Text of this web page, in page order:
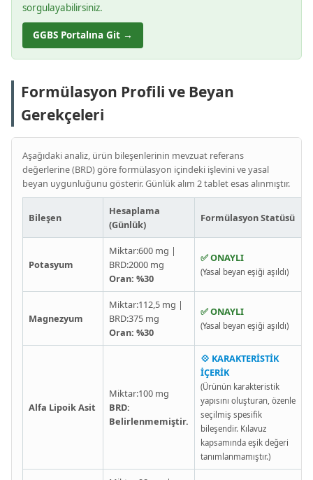
sorgulayabilirsiniz.
GGBS Portalına Git →
Formülasyon Profili ve Beyan
Gerekçeleri
Aşağıdaki analiz, ürün bileşenlerinin mevzuat referans
değerlerine (BRD) göre formülasyon içindeki işlevini ve yasal
beyan uygunluğunu gösterir. Günlük alım 2 tablet esas alınmıştır.
Bileşen
Hesaplama
(Günlük)
Formülasyon Statüsü
Potasyum
Miktar:600 mg |
BRD:2000 mg
Oran: %30
✅ ONAYLI
(Yasal beyan eşiği aşıldı)
Magnezyum
Miktar:112,5 mg |
BRD:375 mg
Oran: %30
✅ ONAYLI
(Yasal beyan eşiği aşıldı)
Alfa Lipoik Asit
Miktar:100 mg
BRD:
Belirlenmemiştir.
💠 KARAKTERİSTİK
İÇERİK
(Ürünün karakteristik
yapısını oluşturan, özenle
seçilmiş spesifik
bileşendir. Kılavuz
kapsamında eşik değeri
tanımlanmamıştır.)